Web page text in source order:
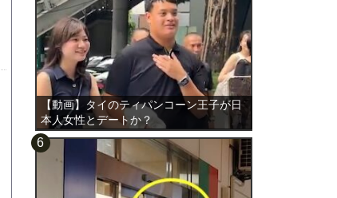
【動画】タイのティパンコーン王子が日
本人女性とデートか？